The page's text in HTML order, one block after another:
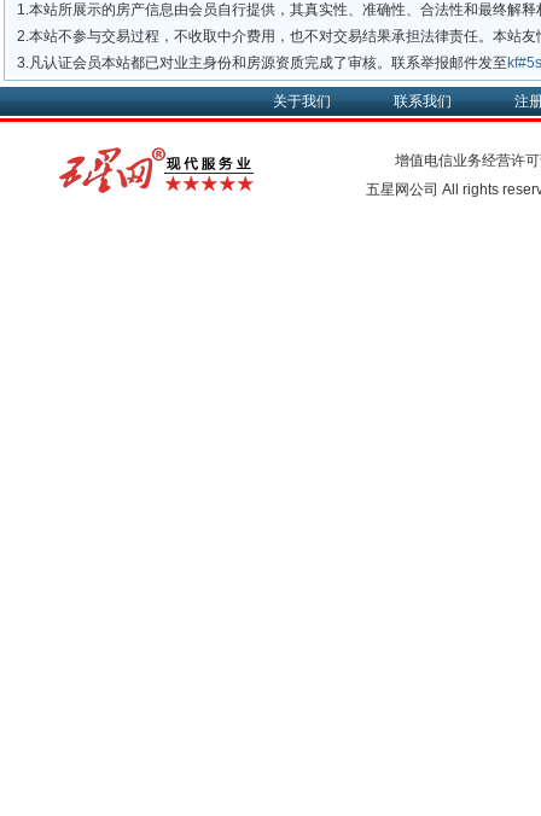
1.本站所展示的房产信息由会员自行提供，其真实性、准确性、合法性和最终解
2.本站不参与交易过程，不收取中介费用，也不对交易结果承担法律责任。本站
3.凡认证会员本站都已对业主身份和房源资质完成了审核。联系举报邮件发至
关于我们 联系我们 注
增值电信业务经营许
五星网公司 All rights